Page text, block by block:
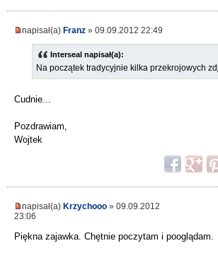
napisał(a) Franz » 09.09.2012 22:49
Interseal napisał(a):
Na początek tradycyjnie kilka przekrojowych
Cudnie...
Pozdrawiam,
Wojtek
napisał(a) Krzychooo » 09.09.2012
23:06
Piękna zajawka. Chętnie poczytam i pooglądam.